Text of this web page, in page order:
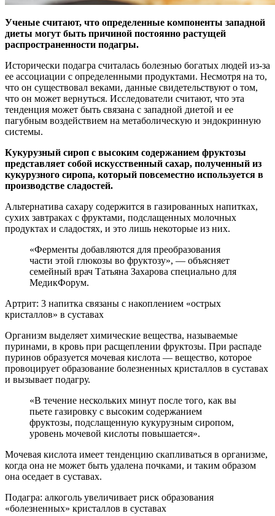
Ученые считают, что определенные компоненты западной
диеты могут быть причиной постоянно растущей
распространенности подагры.
Исторически подагра считалась болезнью богатых людей из-за
ее ассоциации с определенными продуктами. Несмотря на то,
что он существовал веками, данные свидетельствуют о том,
что он может вернуться. Исследователи считают, что эта
тенденция может быть связана с западной диетой и ее
пагубным воздействием на метаболическую и эндокринную
системы.
Кукурузный сироп с высоким содержанием фруктозы
представляет собой искусственный сахар, полученный из
кукурузного сиропа, который повсеместно используется в
производстве сладостей.
Альтернатива сахару содержится в газированных напитках,
сухих завтраках с фруктами, подслащенных молочных
продуктах и сладостях, и это лишь некоторые из них.
«Ферменты добавляются для преобразования
части этой глюкозы во фруктозу», — объясняет
семейный врач Татьяна Захарова специально для
МедикФорум.
Артрит: 3 напитка связаны с накоплением «острых
кристаллов» в суставах
Организм выделяет химические вещества, называемые
пуринами, в кровь при расщеплении фруктозы. При распаде
пуринов образуется мочевая кислота — вещество, которое
провоцирует образование болезненных кристаллов в суставах
и вызывает подагру.
«В течение нескольких минут после того, как вы
пьете газировку с высоким содержанием
фруктозы, подслащенную кукурузным сиропом,
уровень мочевой кислоты повышается».
Мочевая кислота имеет тенденцию скапливаться в организме,
когда она не может быть удалена почками, и таким образом
она оседает в суставах.
Подагра: алкоголь увеличивает риск образования
«болезненных» кристаллов в суставах